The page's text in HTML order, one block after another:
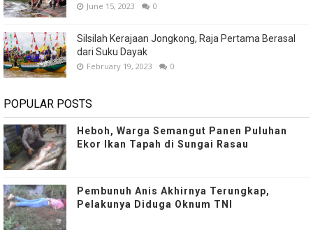
June 15, 2023 0
Silsilah Kerajaan Jongkong, Raja Pertama Berasal
dari Suku Dayak
February 19, 2023 0
POPULAR POSTS
Heboh, Warga Semangut Panen Puluhan
Ekor Ikan Tapah di Sungai Rasau
Pembunuh Anis Akhirnya Terungkap,
Pelakunya Diduga Oknum TNI